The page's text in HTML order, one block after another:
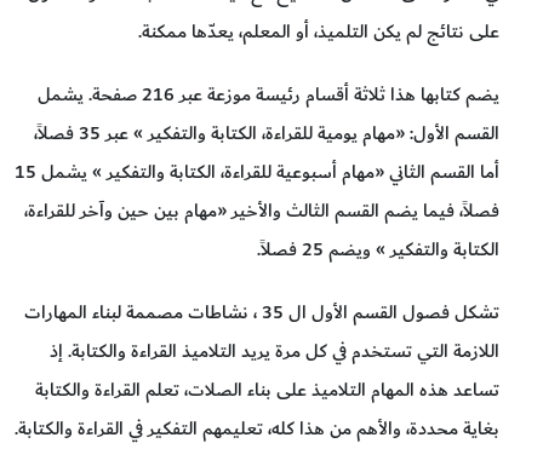
على نتائج لم يكن التلميذ، أو المعلم، يعدّها ممكنة.
يضم كتابها هذا ثلاثة أقسام رئيسة موزعة عبر 216 صفحة. يشمل
القسم الأول: «مهام يومية للقراءة، الكتابة والتفكير » عبر 35 فصلاً،
أما القسم الثاني «مهام أسبوعية للقراءة، الكتابة والتفكير » يشمل 15
فصلاً، فيما يضم القسم الثالث والأخير «مهام بين حين وآخر للقراءة،
الكتابة والتفكير » ويضم 25 فصلاً.
تشكل فصول القسم الأول ال 35 ، نشاطات مصممة لبناء المهارات
اللازمة التي تستخدم في كل مرة يريد التلاميذ القراءة والكتابة. إذ
تساعد هذه المهام التلاميذ على بناء الصلات، تعلم القراءة والكتابة
بغاية محددة، والأهم من هذا كله، تعليمهم التفكير في القراءة والكتابة.